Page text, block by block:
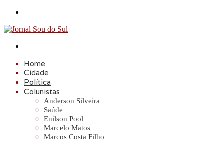
Home
Cidade
Política
Colunistas
Anderson Silveira
Saúde
Enilson Pool
Marcelo Matos
Marcos Costa Filho